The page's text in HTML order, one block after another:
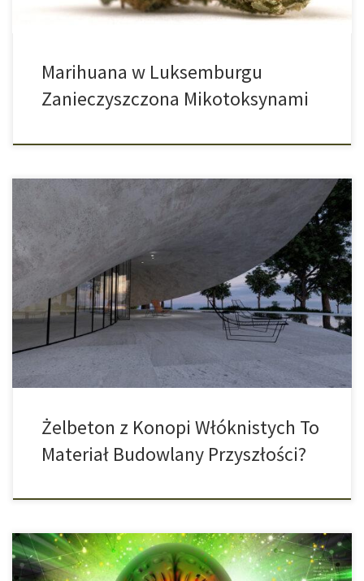
Marihuana w Luksemburgu
Zanieczyszczona Mikotoksynami
Badania Nad Alternatywnymi Materiałami Budowlanymi z Konopi
Nowoczesna architektura często opiera się na betonie wspartym
stalowym rusztowaniem. Ten wzmocniony beton lub wszystkim
dobrze znany żelbet jest szczególnie popularny, ponieważ jest
tani, a jednocześnie wyjątkowo nośny. Zawalające się konstrukcje
ujawniają jednak pewien problem: prędzej czy później w każdym
betonie powstają minimalne […]
Żelbeton z Konopi Włóknistych To
Materiał Budowlany Przyszłości?